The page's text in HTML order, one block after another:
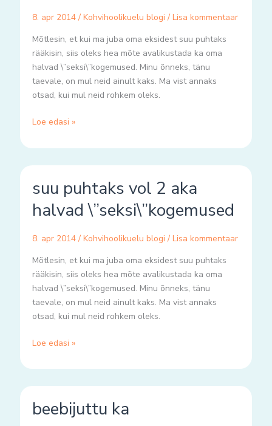
8. apr 2014 / Kohvihoolikuelu blogi / Lisa kommentaar
Mõtlesin, et kui ma juba oma eksidest suu puhtaks
rääkisin, siis oleks hea mõte avalikustada ka oma
halvad \”seksi\”kogemused. Minu õnneks, tänu
taevale, on mul neid ainult kaks. Ma vist annaks
otsad, kui mul neid rohkem oleks.
halvad
\”seksi\”kogemused
Loe edasi »
suu puhtaks vol 2 aka
halvad \”seksi\”kogemused
8. apr 2014 / Kohvihoolikuelu blogi / Lisa kommentaar
Mõtlesin, et kui ma juba oma eksidest suu puhtaks
rääkisin, siis oleks hea mõte avalikustada ka oma
halvad \”seksi\”kogemused. Minu õnneks, tänu
taevale, on mul neid ainult kaks. Ma vist annaks
otsad, kui mul neid rohkem oleks.
puhtaks
2
halvad
\”seksi\”kogemused
Loe edasi »
beebijuttu ka
ka